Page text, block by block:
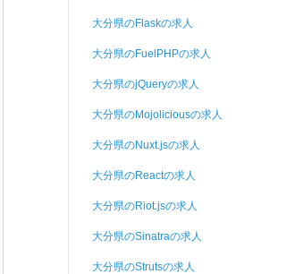
大分県のFlaskの求人
大分県のFuelPHPの求人
大分県のjQueryの求人
大分県のMojoliciousの求人
大分県のNuxt.jsの求人
大分県のReactの求人
大分県のRiot.jsの求人
大分県のSinatraの求人
大分県のStrutsの求人